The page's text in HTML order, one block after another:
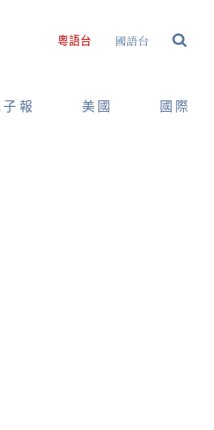
粵語台 國語台
子報 美國 國際